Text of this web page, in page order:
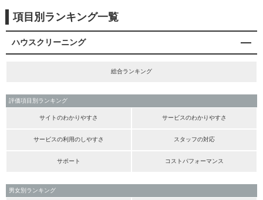
項目別ランキング一覧
ハウスクリーニング
総合ランキング
評価項目別ランキング
サイトのわかりやすさ サービスのわかりやすさ
サービスの利用のしやすさ スタッフの対応
サポート コストパフォーマンス
男女別ランキング